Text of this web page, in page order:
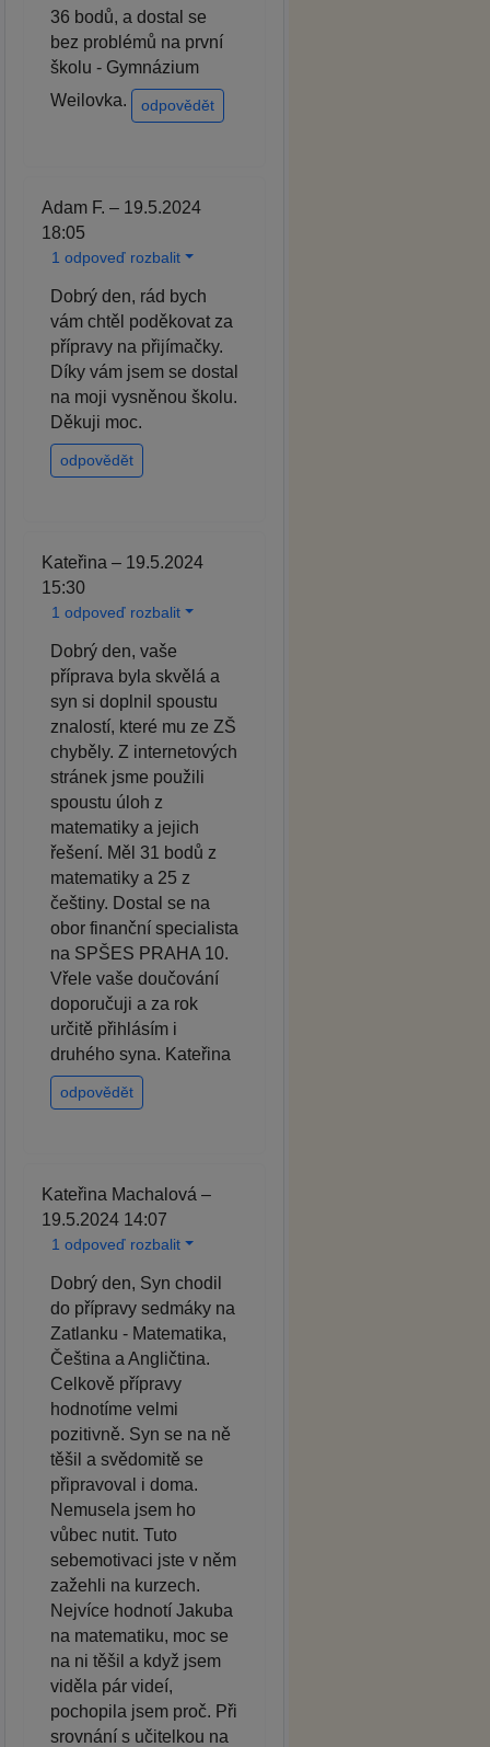
36 bodů, a dostal se
bez problémů na první
školu - Gymnázium
Weilovka.
odpovědět
Adam F. – 19.5.2024
18:05
1 odpoveď rozbalit
Dobrý den, rád bych
vám chtěl poděkovat za
přípravy na přijímačky.
Díky vám jsem se dostal
na moji vysněnou školu.
Děkuji moc.
odpovědět
Kateřina – 19.5.2024
15:30
1 odpoveď rozbalit
Dobrý den, vaše
příprava byla skvělá a
syn si doplnil spoustu
znalostí, které mu ze ZŠ
chyběly. Z internetových
stránek jsme použili
spoustu úloh z
matematiky a jejich
řešení. Měl 31 bodů z
matematiky a 25 z
češtiny. Dostal se na
obor finanční specialista
na SPŠES PRAHA 10.
Vřele vaše doučování
doporučuji a za rok
určitě přihlásím i
druhého syna. Kateřina
odpovědět
Kateřina Machalová –
19.5.2024 14:07
1 odpoveď rozbalit
Dobrý den, Syn chodil
do přípravy sedmáky na
Zatlanku - Matematika,
Čeština a Angličtina.
Celkově přípravy
hodnotíme velmi
pozitivně. Syn se na ně
těšil a svědomitě se
připravoval i doma.
Nemusela jsem ho
vůbec nutit. Tuto
sebemotivaci jste v něm
zažehli na kurzech.
Nejvíce hodnotí Jakuba
na matematiku, moc se
na ni těšil a když jsem
viděla pár videí,
pochopila jsem proč. Při
srovnání s učitelkou na